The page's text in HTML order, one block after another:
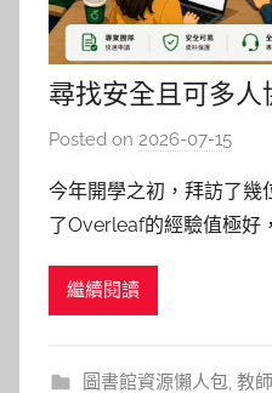
尋找安全且可多
環境？Overleaf AI
請表單）
Posted on 2026-07-15
湯
春
今年開學之初，拜訪了幾
了Overleaf的經驗值極好
的帳號協作，擔任教師後
繼續閱讀
圖書館資源懶人包, 教